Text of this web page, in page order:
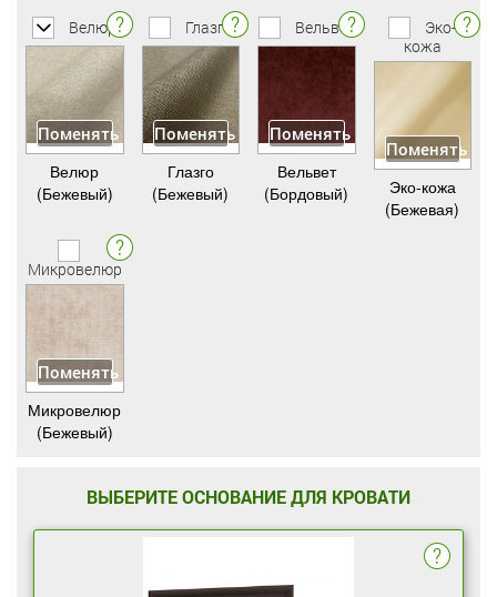
Велюр
Поменять
Велюр
(Бежевый)
Глазго
Поменять
Глазго
(Бежевый)
Вельвет
Поменять
Вельвет
(Бордовый)
Эко-
кожа
Поменять
Эко-кожа
(Бежевая)
Микровелюр
Поменять
Микровелюр
(Бежевый)
ВЫБЕРИТЕ ОСНОВАНИЕ ДЛЯ КРОВАТИ